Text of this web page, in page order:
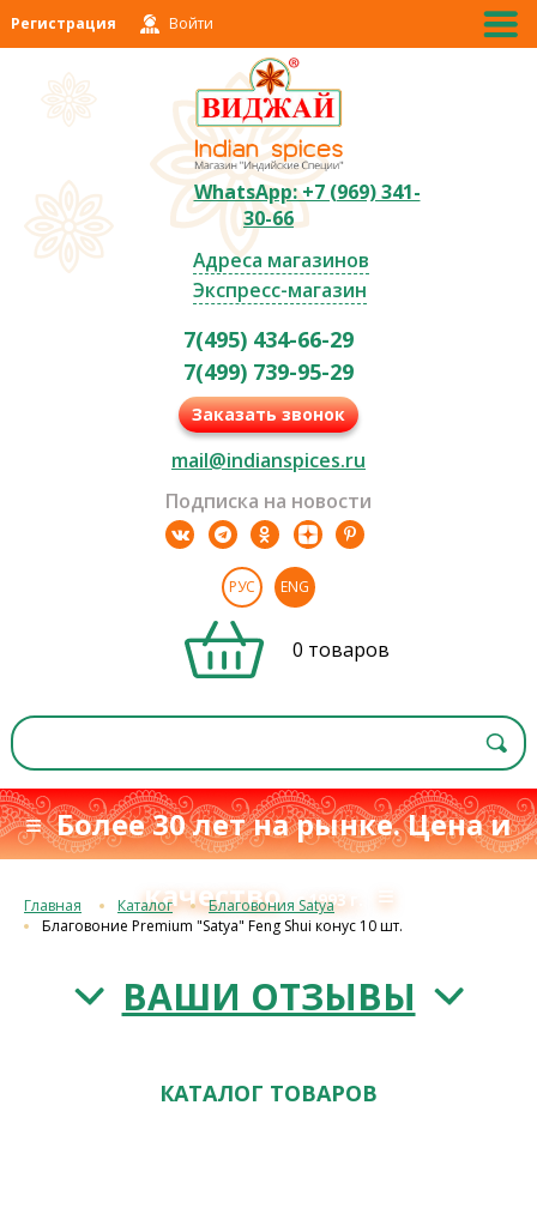
Регистрация Войти
WhatsApp: +7 (969) 341-
30-66
Адреса магазинов
Экспресс-магазин
7(495) 434-66-29
7(499) 739-95-29
Заказать звонок
mail@indianspices.ru
Подписка на новости
РУС ENG
0 товаров
≡ Более 30 лет на рынке. Цена и
качество с 1993 г. ≡
Главная Каталог
Благовония Satya
Благовоние Premium "Satya" Feng Shui конус 10 шт.
ВАШИ ОТЗЫВЫ
КАТАЛОГ ТОВАРОВ